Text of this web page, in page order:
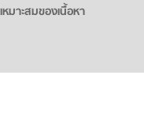
มาะสมของเนื้อหา